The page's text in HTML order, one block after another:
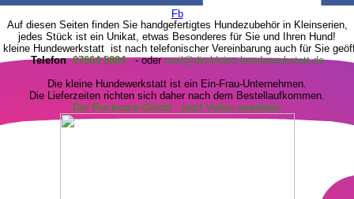
Fb
Auf diesen Seiten finden Sie handgefertigtes Hundezubehör in Kleinserien,
jedes Stück ist ein Unikat, etwas Besonderes für Sie und Ihren Hund!
kleine Hundewerkstatt ist nach telefonischer Vereinbarung auch für Sie
Telefon07664 5884- odermail@die-kleine-hundewerkstatt.de
Die kleine Hundewerkstatt ist ein Ein-Frau-Unternehmen.
Die Lieferzeiten richten sich daher nach dem Bestellaufkommen.
Der Rucksack-Gürtel - jetzt Video ansehen: